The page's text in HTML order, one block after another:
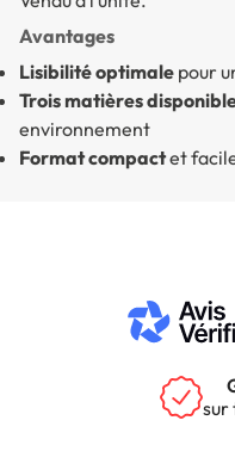
Avantages
Lisibilité optimale pour
Trois matières
environnement
Format compactet
sur